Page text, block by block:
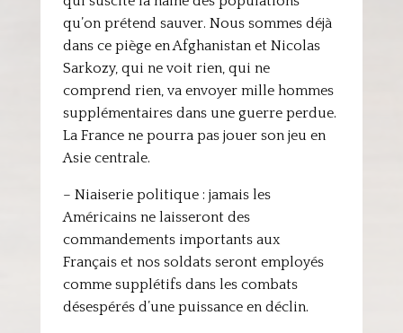
qu’on prétend sauver. Nous sommes déjà
dans ce piège en Afghanistan et Nicolas
Sarkozy, qui ne voit rien, qui ne
comprend rien, va envoyer mille hommes
supplémentaires dans une guerre perdue.
La France ne pourra pas jouer son jeu en
Asie centrale.
– Niaiserie politique : jamais les
Américains ne laisseront des
commandements importants aux
Français et nos soldats seront employés
comme supplétifs dans les combats
désespérés d’une puissance en déclin.